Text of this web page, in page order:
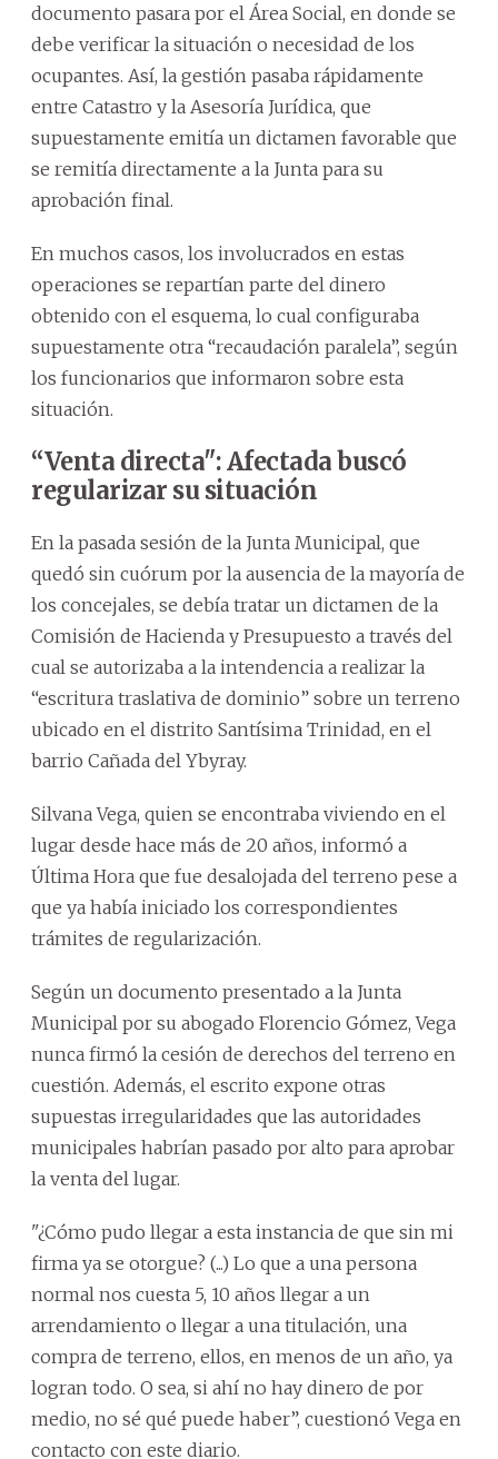
documento pasara por el Área Social, en donde se
debe verificar la situación o necesidad de los
ocupantes. Así, la gestión pasaba rápidamente
entre Catastro y la Asesoría Jurídica, que
supuestamente emitía un dictamen favorable que
se remitía directamente a la Junta para su
aprobación final.
En muchos casos, los involucrados en estas
operaciones se repartían parte del dinero
obtenido con el esquema, lo cual configuraba
supuestamente otra “recaudación paralela”, según
los funcionarios que informaron sobre esta
situación.
“Venta directa": Afectada buscó
regularizar su situación
En la pasada sesión de la Junta Municipal, que
quedó sin cuórum por la ausencia de la mayoría de
los concejales, se debía tratar un dictamen de la
Comisión de Hacienda y Presupuesto a través del
cual se autorizaba a la intendencia a realizar la
“escritura traslativa de dominio” sobre un terreno
ubicado en el distrito Santísima Trinidad, en el
barrio Cañada del Ybyray.
Silvana Vega, quien se encontraba viviendo en el
lugar desde hace más de 20 años, informó a
Última Hora que fue desalojada del terreno pese a
que ya había iniciado los correspondientes
trámites de regularización.
Según un documento presentado a la Junta
Municipal por su abogado Florencio Gómez, Vega
nunca firmó la cesión de derechos del terreno en
cuestión. Además, el escrito expone otras
supuestas irregularidades que las autoridades
municipales habrían pasado por alto para aprobar
la venta del lugar.
"¿Cómo pudo llegar a esta instancia de que sin mi
firma ya se otorgue? (...) Lo que a una persona
normal nos cuesta 5, 10 años llegar a un
arrendamiento o llegar a una titulación, una
compra de terreno, ellos, en menos de un año, ya
logran todo. O sea, si ahí no hay dinero de por
medio, no sé qué puede haber”, cuestionó Vega en
contacto con este diario.